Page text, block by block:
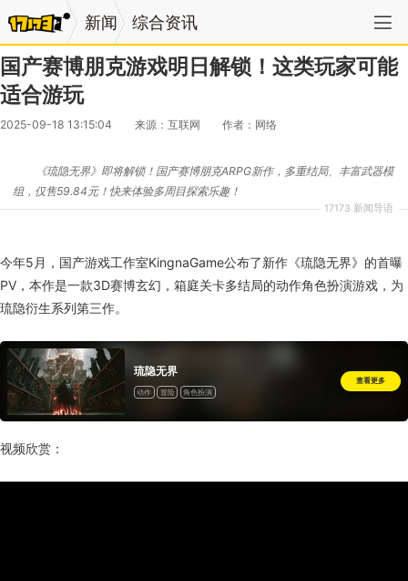
新闻 综合资讯
国产赛博朋克游戏明日解锁！这类玩家可能
适合游玩
2025-09-18 13:15:04 来源：互联网 作者：网络
17173 新闻导语
《琉隐无界》即将解锁！国产赛博朋克ARPG新作，多重结局、丰富武器模
组，仅售59.84元！快来体验多周目探索乐趣！
今年5月，国产游戏工作室KingnaGame公布了新作《琉隐无界》的首曝
PV，本作是一款3D赛博玄幻，箱庭关卡多结局的动作角色扮演游戏，为
琉隐衍生系列第三作。
琉隐无界
动作 冒险 角色扮演
查看更多
视频欣赏：